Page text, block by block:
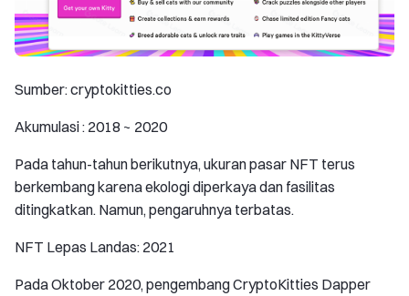
Sumber: cryptokitties.co
Akumulasi : 2018 ~ 2020
Pada tahun-tahun berikutnya, ukuran pasar NFT terus
berkembang karena ekologi diperkaya dan fasilitas
ditingkatkan. Namun, pengaruhnya terbatas.
NFT Lepas Landas: 2021
Pada Oktober 2020, pengembang CryptoKitties Dapper